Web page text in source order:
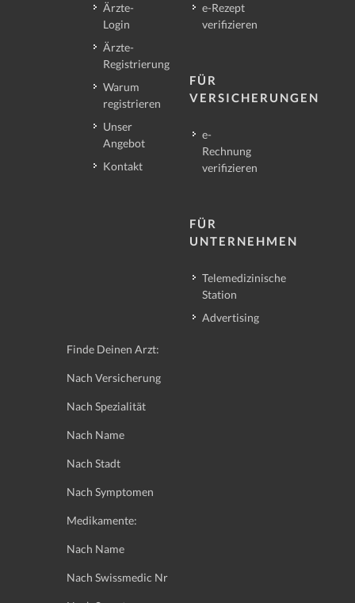
Ärzte-
Login
Ärzte-
Registrierung
Warum
registrieren
Unser
Angebot
Kontakt
e-Rezept
verifizieren
FÜR
VERSICHERUNGEN
e-
Rechnung
verifizieren
FÜR
UNTERNEHMEN
Telemedizinische
Station
Advertising
Finde Deinen Arzt:
Nach Versicherung
Nach Spezialität
Nach Name
Nach Stadt
Nach Symptomen
Medikamente:
Nach Name
Nach Swissmedic Nr